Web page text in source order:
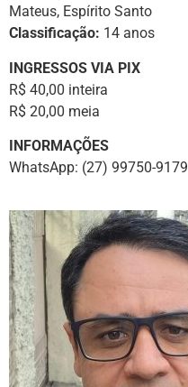
Mateus, Espírito Santo
Classificação: 14 anos
INGRESSOS VIA PIX
R$ 40,00 inteira
R$ 20,00 meia
INFORMAÇÕES
WhatsApp: (27) 99750-9179